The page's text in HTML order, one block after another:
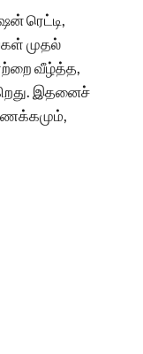
ரெட்டி,
முதல்
வீழ்த்த,
இதனைச்